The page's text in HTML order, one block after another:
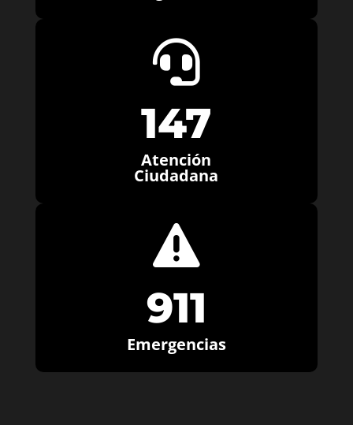

147
Atención
Ciudadana

911
Emergencias